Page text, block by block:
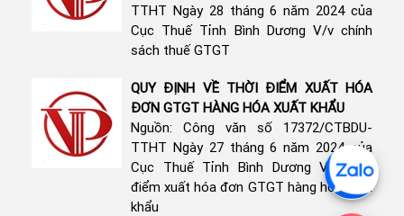
TTHT Ngày 28 tháng 6 năm 2024 của
Cục Thuế Tỉnh Bình Dương V/v chính
sách thuế GTGT
QUY ĐỊNH VỀ THỜI ĐIỂM XUẤT HÓA
ĐƠN GTGT HÀNG HÓA XUẤT KHẨU
Nguồn: Công văn số 17372/CTBDU-
TTHT Ngày 27 tháng 6 năm 2024 của
Cục Thuế Tỉnh Bình Dương V/v thời
điểm xuất hóa đơn GTGT hàng hóa xuất
khẩu